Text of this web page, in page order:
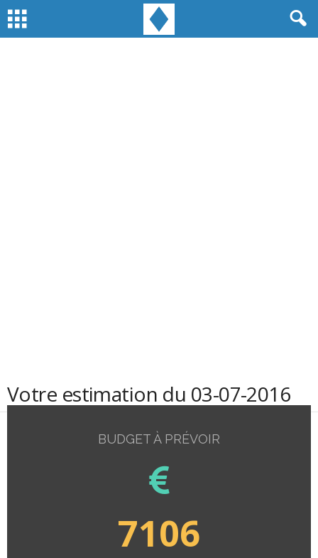
Votre estimation du 03-07-2016
BUDGET À PRÉVOIR
7106